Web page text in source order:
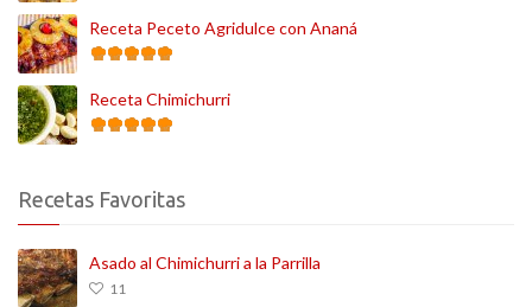
Receta Peceto Agridulce con Ananá
Receta Chimichurri
Recetas Favoritas
Asado al Chimichurri a la Parrilla
11